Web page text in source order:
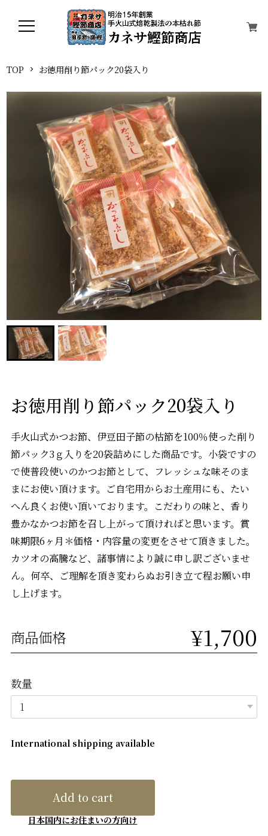
TOP お徳用削り節パック20袋入り
お徳用削り節パック20袋入り
手火山式かつお節、伊豆田子節の枯節を100％使った削り
節パック3ｇ入りを20袋詰めにした商品です。小袋ですの
で使普段使いのかつお節として、フレッシュな味そのま
まにお使い頂けます。ご自宅用からお土産用にも、たい
へん良くお使い頂いております。こだわりの味と、香り
豊かなかつお節を召し上がって頂ければと思います。賞
味期限6ヶ月＊価格・内容量の変更をさせて頂きました。
カツオの高騰など、諸事情により誠に申し訳ございませ
ん。何卒、ご理解を頂き変わらぬお引き立て程お願い申
し上げます。
商品価格 ¥1,700
数量
International shipping available
Add to cart
日本国内にお住まいの方向け